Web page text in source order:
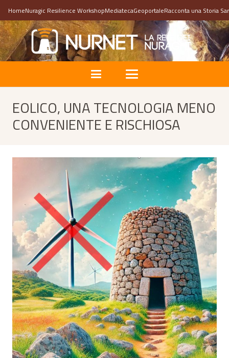
HomeNuragic Resilience WorkshopMediatecaGeoportaleRacconta una Storia
EOLICO, UNA TECNOLOGIA MENO
CONVENIENTE E RISCHIOSA